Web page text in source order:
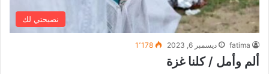
نصيحتي لك
fatima ديسمبر 6, 2023 1٬178
ألم وأمل / كلنا غزة